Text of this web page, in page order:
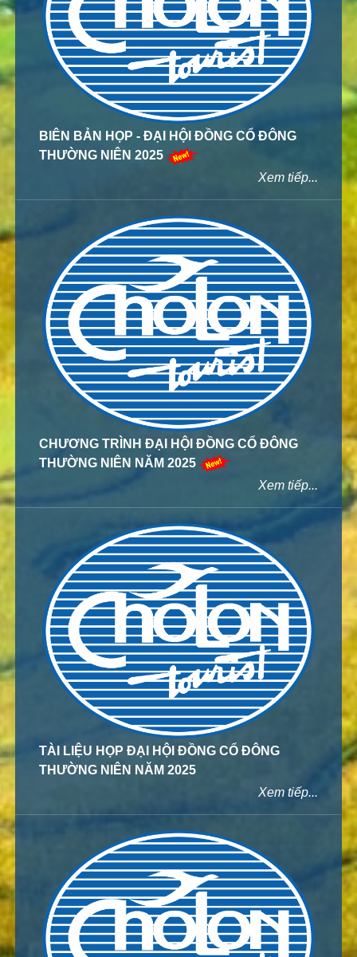
BIÊN BẢN HỌP - ĐẠI HỘI ĐỒNG CỔ ĐÔNG
THƯỜNG NIÊN 2025
Xem tiếp...
CHƯƠNG TRÌNH ĐẠI HỘI ĐỒNG CỔ ĐÔNG
THƯỜNG NIÊN NĂM 2025
Xem tiếp...
TÀI LIỆU HỌP ĐẠI HỘI ĐỒNG CỔ ĐÔNG
THƯỜNG NIÊN NĂM 2025
Xem tiếp...